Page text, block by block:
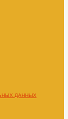
ДАННЫХ